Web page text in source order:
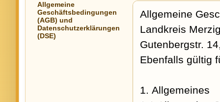
Allgemeine
Geschäftsbedingungen
(AGB) und
Datenschutzerklärungen
(DSE)